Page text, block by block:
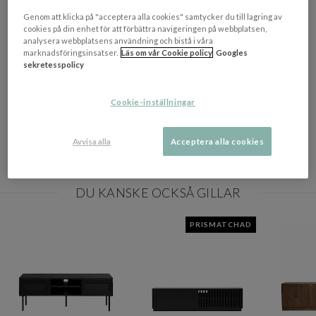
EGENSKAPER
Materialbeskrivning Ekfanér, metall
DU KANSKE OCKSÅ GILLAR
PRISMATCHAD
Genom att klicka på "acceptera alla cookies" samtycker du till lagring av
cookies på din enhet för att förbättra navigeringen på webbplatsen,
analysera webbplatsens användning och bistå i våra
marknadsföringsinsatser. Läs om vår Cookie policy Googles
sekretesspolicy
Cookie-inställningar
Avvisa alla Acceptera alla cookies